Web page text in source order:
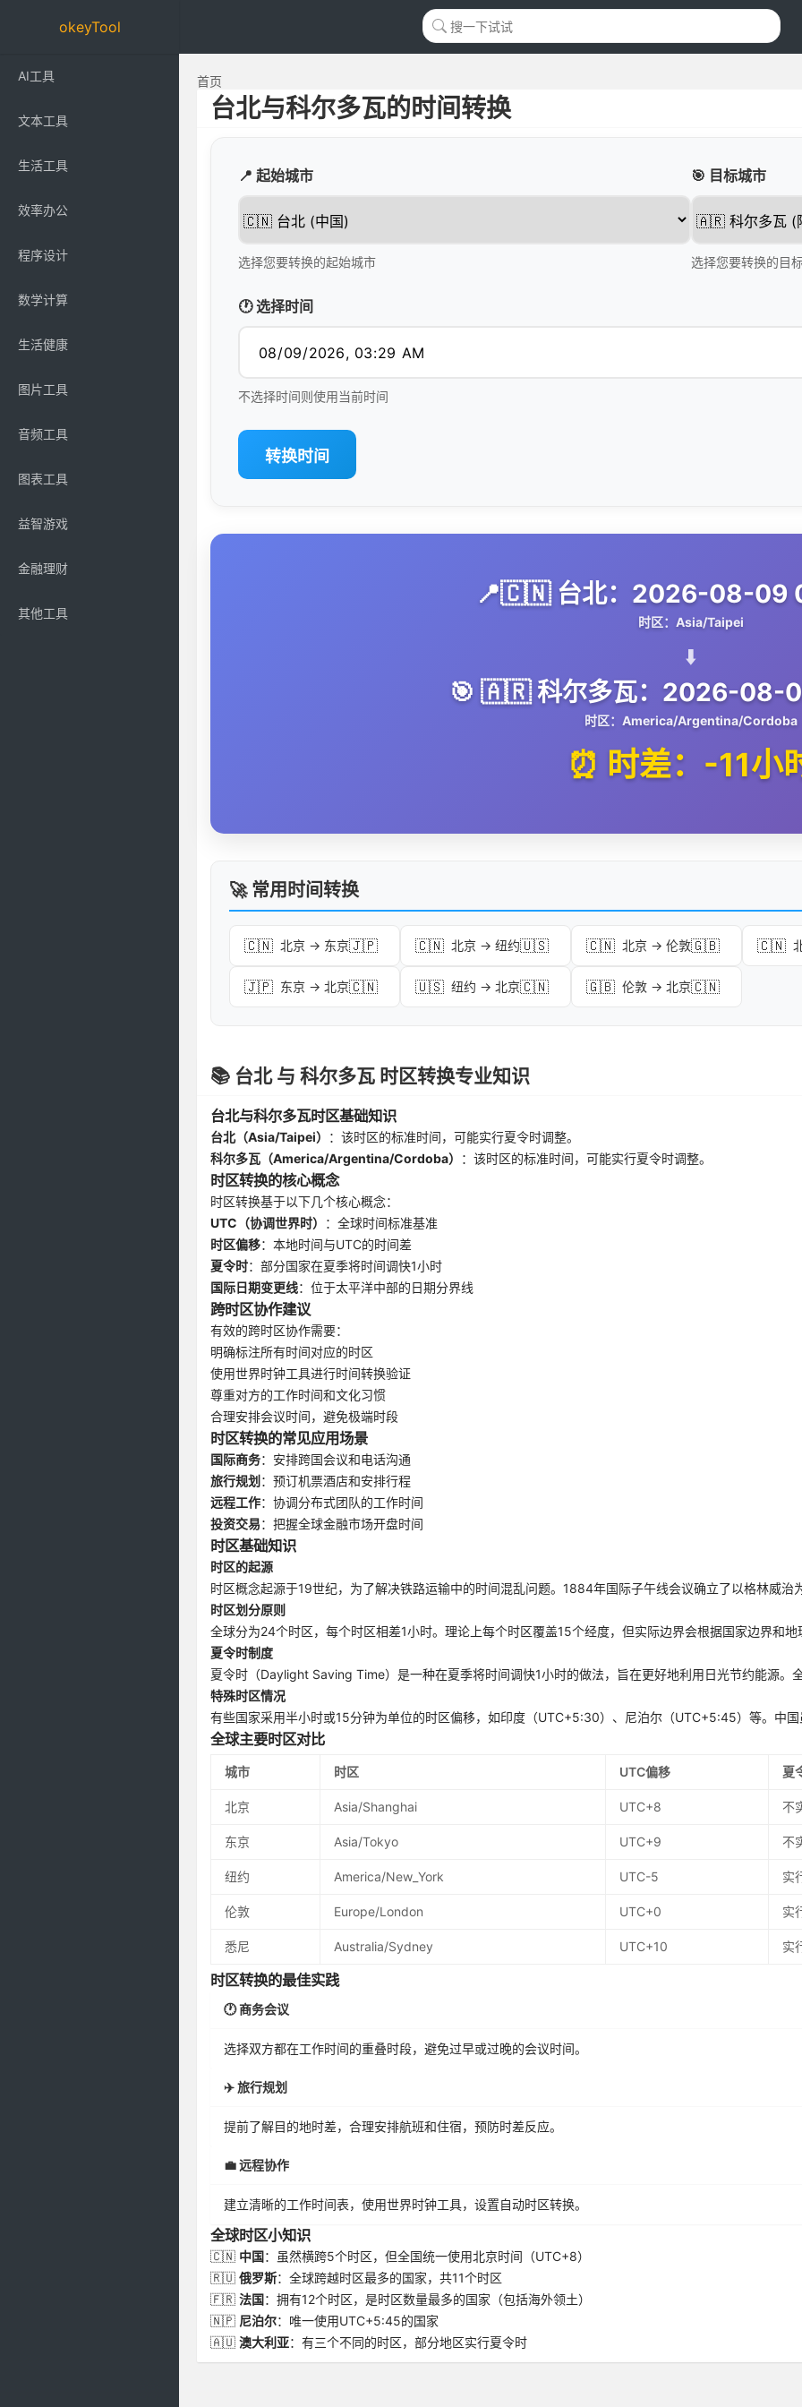
okeyTool
AI工具
文本工具
生活工具
效率办公
程序设计
数学计算
生活健康
图片工具
音频工具
图表工具
益智游戏
金融理财
其他工具
首页
台北与科尔多瓦的时间转换
📍 起始城市
选择您要转换的起始城市
🎯 目标城市
选择您要转换的目
🕐 选择时间
不选择时间则使用当前时间
转换时间
📍🇨🇳 台北：2026-08-09
时区：Asia/Taipei
⬇️
🎯 🇦🇷 科尔多瓦：2026-08-
时区：America/Argentina/Cordoba
⏰ 时差：-11小
🚀 常用时间转换
🇨🇳 北京 → 东京🇯🇵 🇨🇳 北京 → 纽约🇺🇸 🇨🇳 北京 → 伦敦🇬🇧 🇨🇳
🇯🇵 东京 → 北京🇨🇳 🇺🇸 纽约 → 北京🇨🇳 🇬🇧 伦敦 → 北京🇨🇳
📚 台北 与 科尔多瓦 时区转换专业知识
台北与科尔多瓦时区基础知识
台北（Asia/Taipei）
：该时区的标准时间，可能实行夏令时调整。
科尔多瓦（America/Argentina/Cordoba）
：该时区的标准时间，可能实行夏令时调整。
时区转换的核心概念
时区转换基于以下几个核心概念：
UTC（协调世界时）
：全球时间标准基准
时区偏移：本地时间与UTC的时间差
夏令时：部分国家在夏季将时间调快1小时
国际日期变更线：位于太平洋中部的日期分界线
跨时区协作建议
有效的跨时区协作需要：
明确标注所有时间对应的时区
使用世界时钟工具进行时间转换验证
尊重对方的工作时间和文化习惯
合理安排会议时间，避免极端时段
时区转换的常见应用场景
国际商务：安排跨国会议和电话沟通
旅行规划 ：预订机票酒店和安排行程
远程工作：协调分布式团队的工作时间
投资交易：把握全球金融市场开盘时间
时区基础知识
时区的起源
时区概念起源于19世纪，为了解决铁路运输中的时间混乱问题。1884年国际子午线会议确立了以格林威治
时区划分原则
全球分为24个时区，每个时区相差1小时。理论上每个时区覆盖15个经度，但实际边界会根据国家边界和地
夏令时制度
夏令时（Daylight Saving Time）是一种在夏季将时间调快1小时的做法，旨在更好地利用日光节约能源。
特殊时区情况
有些国家采用半小时或15分钟为单位的时区偏移，如印度（UTC+5:30）、尼泊尔（UTC+5:45）等。中国
全球主要时区对比
城市 时区 UTC偏移 夏
北京 Asia/Shanghai UTC+8 不
东京 Asia/Tokyo UTC+9 不
纽约 America/New_York UTC-5 实
伦敦 Europe/London UTC+0 实
悉尼 Australia/Sydney UTC+10 实
时区转换的最佳实践
🕐 商务会议
选择双方都在工作时间的重叠时段，避免过早或过晚的会议时间。
✈️ 旅行规划
提前了解目的地时差，合理安排航班和住宿，预防时差反应。
💼 远程协作
建立清晰的工作时间表，使用世界时钟工具，设置自动时区转换。
全球时区小知识
🇨🇳 中国：虽然横跨5个时区，但全国统一使用北京时间（UTC+8）
🇷🇺 俄罗斯：全球跨越时区最多的国家，共11个时区
🇫🇷 法国：拥有12个时区，是时区数量最多的国家（包括海外领土）
🇳🇵 尼泊尔：唯一使用UTC+5:45的国家
🇦🇺 澳大利亚：有三个不同的时区，部分地区实行夏令时